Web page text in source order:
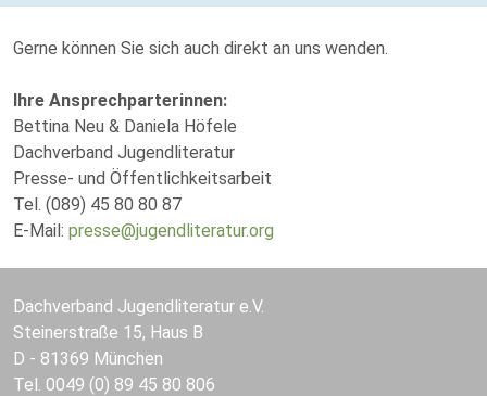
Gerne können Sie sich auch direkt an uns wenden.
Ihre Ansprechparterinnen:
Bettina Neu & Daniela Höfele
Dachverband Jugendliteratur
Presse- und Öffentlichkeitsarbeit
Tel. (089) 45 80 80 87
E-Mail: presse@jugendliteratur.org
Dachverband Jugendliteratur e.V.
Steinerstraße 15, Haus B
D - 81369 München
Tel. 0049 (0) 89 45 80 806